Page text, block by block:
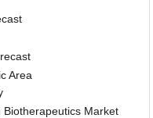
Area
Market